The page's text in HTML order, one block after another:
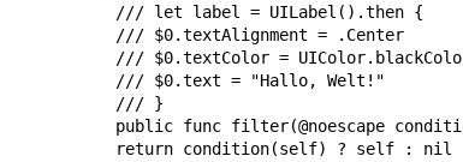
  /// let label = UILabel().then {
  /// $0.textAlignment = .Center
/// $0.textColor =
  /// $0.text = "Hallo, Welt!"
  /// }
public func filter(@noescape
  return condition(self) ? self : nil